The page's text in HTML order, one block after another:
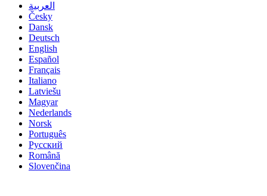
العربية
Česky
Dansk
Deutsch
English
Español
Français
Italiano
Latviešu
Magyar
Nederlands
Norsk
Português
Русский
Română
Slovenčina